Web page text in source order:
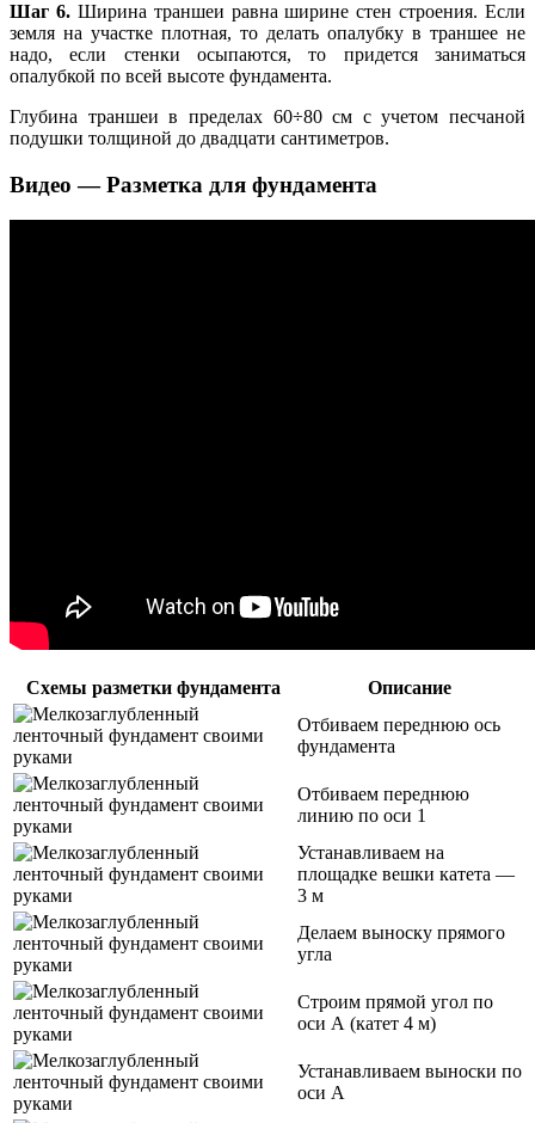
Шаг 6.Ширина траншеи равна ширине стен строения. Если
земля на участке плотная, то делать опалубку в траншее не
надо, если стенки осыпаются, то придется заниматься
опалубкой по всей высоте фундамента.
Глубина траншеи в пределах 60÷80 см с учетом песчаной
подушки толщиной до двадцати сантиметров.
Видео — Разметка для фундамента
Схемы разметки фундамента
Описание
Отбиваем переднюю ось
фундамента
Отбиваем переднюю
линию по оси 1
Устанавливаем на
площадке вешки катета —
3 м
Делаем выноску прямого
угла
Строим прямой угол по
оси А (катет 4 м)
Устанавливаем выноски по
оси А